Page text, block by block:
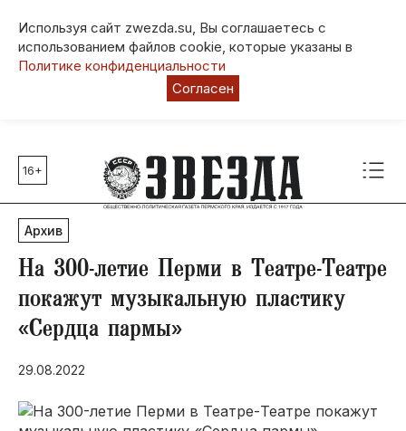
Используя сайт zwezda.su, Вы соглашаетесь с
использованием файлов cookie, которые указаны в
Политике конфиденциальности
Согласен
Главные темы
80 лет Победы
Молодежная столица РФ
СВО
Социальная поддержка
Инфраструктура
Благоустройство
16+
Архив
На 300-летие Перми в Театре-Театре
покажут музыкальную пластику
«Сердца пармы»
29.08.2022